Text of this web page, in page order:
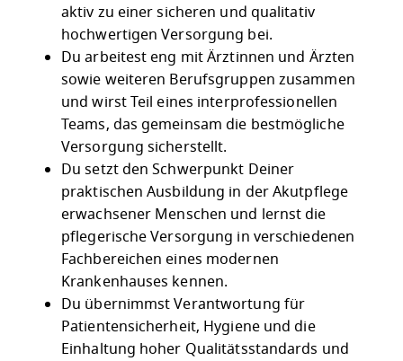
aktiv zu einer sicheren und qualitativ
hochwertigen Versorgung bei.
Du arbeitest eng mit Ärztinnen und Ärzten
sowie weiteren Berufsgruppen zusammen
und wirst Teil eines interprofessionellen
Teams, das gemeinsam die bestmögliche
Versorgung sicherstellt.
Du setzt den Schwerpunkt Deiner
praktischen Ausbildung in der Akutpflege
erwachsener Menschen und lernst die
pflegerische Versorgung in verschiedenen
Fachbereichen eines modernen
Krankenhauses kennen.
Du übernimmst Verantwortung für
Patientensicherheit, Hygiene und die
Einhaltung hoher Qualitätsstandards und